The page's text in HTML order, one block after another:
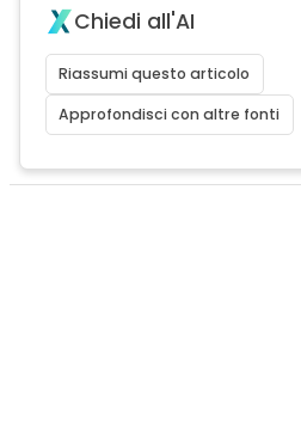
Chiedi all'AI
Riassumi questo articolo
Approfondisci con altre fonti